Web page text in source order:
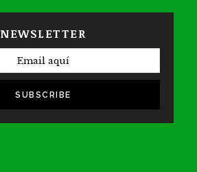
NEWSLETTER
SUBSCRIBE